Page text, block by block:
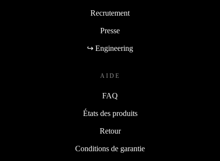
Recrutement
Presse
↪ Engineering
AIDE
FAQ
États des produits
Retour
Conditions de garantie